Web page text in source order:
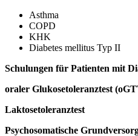
Asthma
COPD
KHK
Diabetes mellitus Typ II
Schulungen für Patienten mit
oraler Glukosetoleranztest
Laktosetoleranztest
Psychosomatische